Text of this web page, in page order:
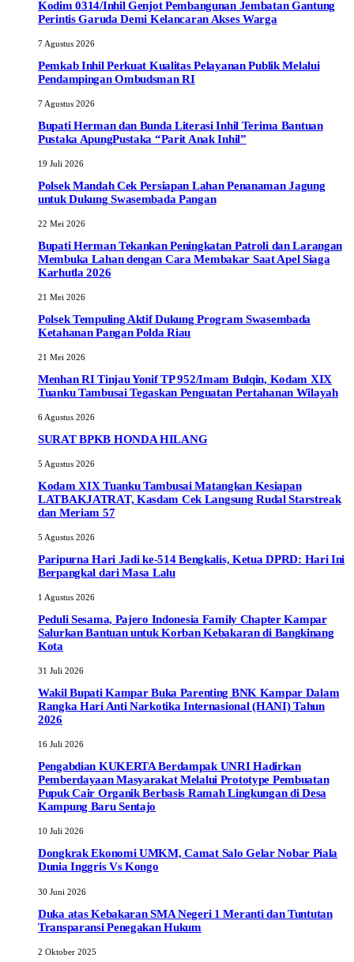
Kodim 0314/Inhil Genjot Pembangunan Jembatan Gantung
Perintis Garuda Demi Kelancaran Akses Warga
7 Agustus 2026
Pemkab Inhil Perkuat Kualitas Pelayanan Publik Melalui
Pendampingan Ombudsman RI
7 Agustus 2026
Bupati Herman dan Bunda Literasi Inhil Terima Bantuan
Pustaka ApungPustaka “Parit Anak Inhil”
19 Juli 2026
Polsek Mandah Cek Persiapan Lahan Penanaman Jagung
untuk Dukung Swasembada Pangan
22 Mei 2026
Bupati Herman Tekankan Peningkatan Patroli dan Larangan
Membuka Lahan dengan Cara Membakar Saat Apel Siaga
Karhutla 2026
21 Mei 2026
Polsek Tempuling Aktif Dukung Program Swasembada
Ketahanan Pangan Polda Riau
21 Mei 2026
Menhan RI Tinjau Yonif TP 952/Imam Bulqin, Kodam XIX
Tuanku Tambusai Tegaskan Penguatan Pertahanan Wilayah
6 Agustus 2026
SURAT BPKB HONDA HILANG
5 Agustus 2026
Kodam XIX Tuanku Tambusai Matangkan Kesiapan
LATBAKJATRAT, Kasdam Cek Langsung Rudal Starstreak
dan Meriam 57
5 Agustus 2026
Paripurna Hari Jadi ke-514 Bengkalis, Ketua DPRD: Hari Ini
Berpangkal dari Masa Lalu
1 Agustus 2026
Peduli Sesama, Pajero Indonesia Family Chapter Kampar
Salurkan Bantuan untuk Korban Kebakaran di Bangkinang
Kota
31 Juli 2026
Wakil Bupati Kampar Buka Parenting BNK Kampar Dalam
Rangka Hari Anti Narkotika Internasional (HANI) Tahun
2026
16 Juli 2026
Pengabdian KUKERTA Berdampak UNRI Hadirkan
Pemberdayaan Masyarakat Melalui Prototype Pembuatan
Pupuk Cair Organik Berbasis Ramah Lingkungan di Desa
Kampung Baru Sentajo
10 Juli 2026
Dongkrak Ekonomi UMKM, Camat Salo Gelar Nobar Piala
Dunia Inggris Vs Kongo
30 Juni 2026
Duka atas Kebakaran SMA Negeri 1 Meranti dan Tuntutan
Transparansi Penegakan Hukum
2 Oktober 2025